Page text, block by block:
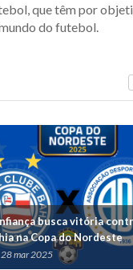
que têm por
do futebol.
busca vitória
na Copa do Nordeste
28 mar 2025